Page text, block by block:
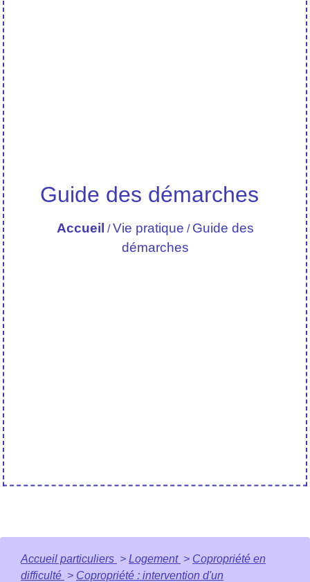
Guide des démarches
Accueil /Vie pratique / Guide des
démarches
Accueil particuliers > Logement > Copropriété en
difficulté > Copropriété : intervention d'un